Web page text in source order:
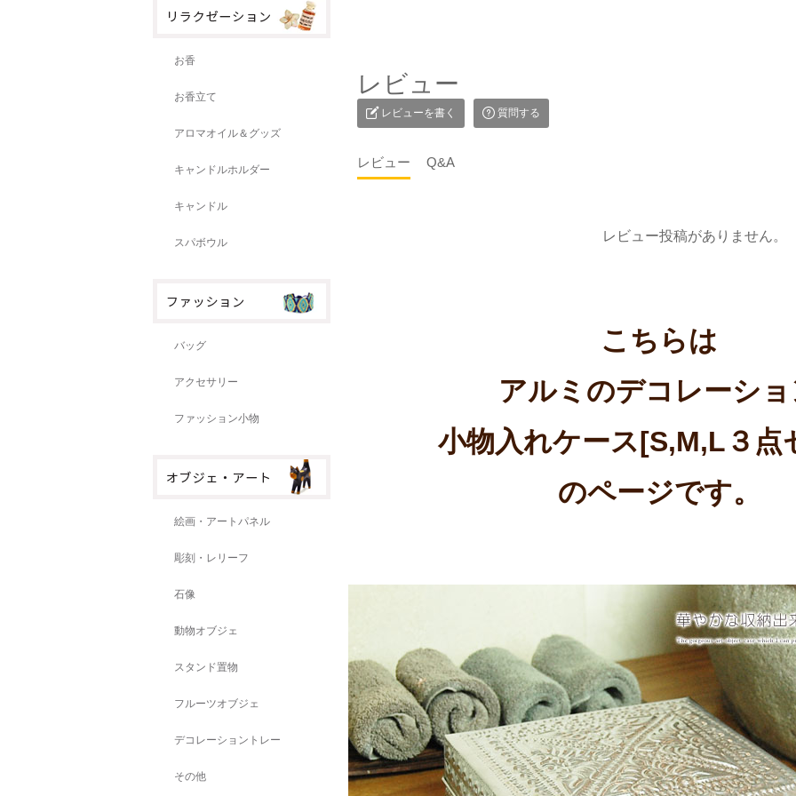
お香
お香立て
アロマオイル＆グッズ
キャンドルホルダー
キャンドル
スパボウル
バッグ
アクセサリー
ファッション小物
絵画・アートパネル
彫刻・レリーフ
石像
動物オブジェ
スタンド置物
フルーツオブジェ
デコレーショントレー
その他
レビュー
レビューを書く 質問する
レビュー Q&A
レビュー投稿がありません。
こちらは
アルミのデコレーシ
小物入れケース[S,M,L３点
のページです。